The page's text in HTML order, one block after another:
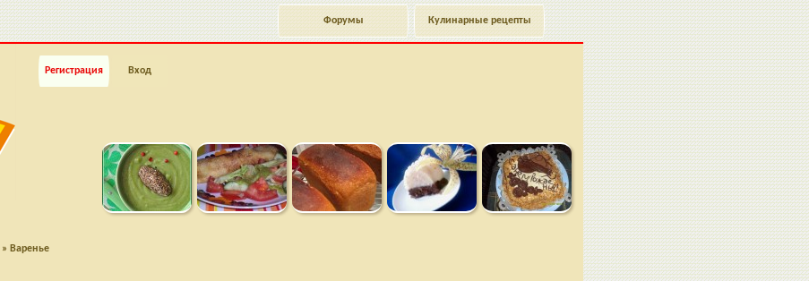
Кулинарные рецепты
Форумы
Регистрация Вход
» Варенье